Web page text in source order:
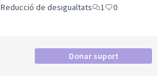
Reducció de desigualtats 1
0
Donar suport